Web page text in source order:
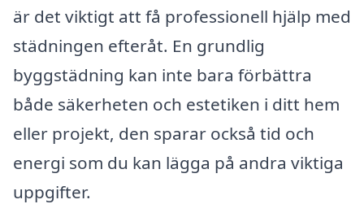
är det viktigt att få professionell hjälp med
städningen efteråt. En grundlig
byggstädning kan inte bara förbättra
både säkerheten och estetiken i ditt hem
eller projekt, den sparar också tid och
energi som du kan lägga på andra viktiga
uppgifter.